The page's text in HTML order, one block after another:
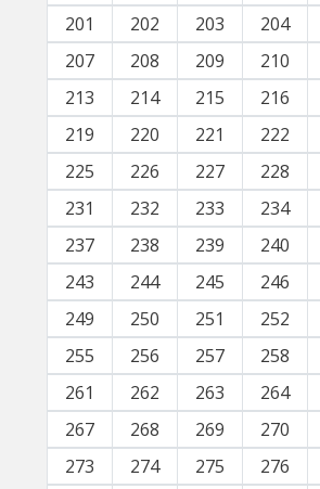
201
202 203 204
207
208 209 210
213
214 215 216
219
220 221 222
225
226 227 228
231
232 233 234
237
238 239 240
243
244 245 246
249
250 251 252
255
256 257 258
261
262 263 264
267
268 269 270
273
274 275 276